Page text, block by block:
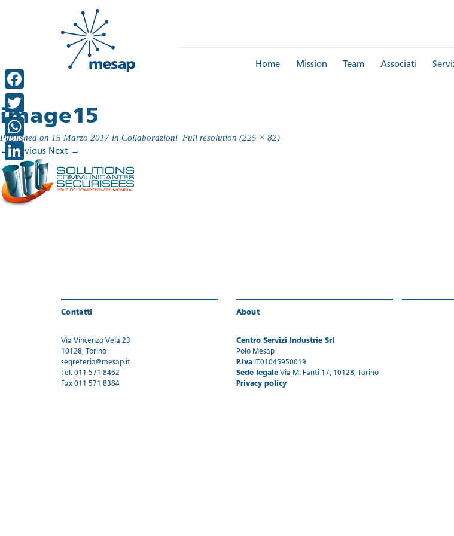
Home Mission Team Associati
image15
Published on 15 Marzo 2017 in Collaborazioni Full resolution (225 × 82)
←Previous Next →
Contatti
Via Vincenzo Vela 23
10128, Torino
segreteria@mesap.it
Tel. 011 571 8462
Fax 011 571 8384
About
Centro Servizi Industrie Srl
Polo Mesap
P.IvaIT01045950019
Sede legaleVia M. Fanti 17, 10128, Torino
Privacy policy
Facebook
Twitter
WhatsApp
LinkedIn